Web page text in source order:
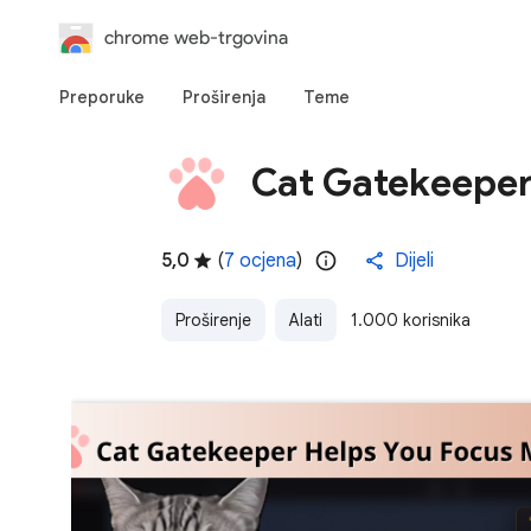
chrome web-trgovina
Preporuke Proširenja Teme
Cat
5,0 (7 ocjena) Dijeli
Proširenje Alati 1.000 korisnika